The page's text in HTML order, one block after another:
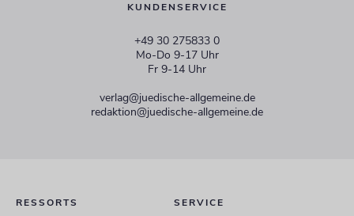
KUNDENSERVICE
+49 30 275833 0
Mo-Do 9-17 Uhr
Fr 9-14 Uhr
verlag@juedische-allgemeine.de
redaktion@juedische-allgemeine.de
RESSORTS SERVICE